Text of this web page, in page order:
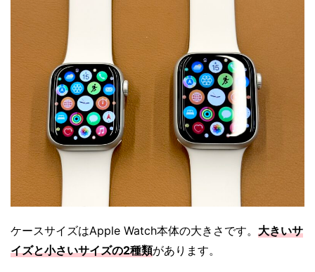
ケースサイズはApple Watch本体の大きさです。 大きいサ
イズと小さいサイズの2種類があります。